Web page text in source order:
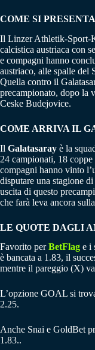
COME SI
Il Linzer Athletik-Sport-
calcistica austriaca con
e compagni hanno
austriaco, alle spalle del
Quella contro il
precampionato, dopo la
Ceske Budejovice.
COME ARRIVA IL
Il Galatasaray è la
24 campionati, 18
compagni hanno vinto
disputare una stagione
uscita di questo
che farà leva ancora
LE QUOTE DAGLI
Favorito perBetFlag e i
è bancata a 1.83, il
mentre il pareggio (X)
L’opzione GOAL si
2.25.
Anche Snai e GoldBet
1.83..